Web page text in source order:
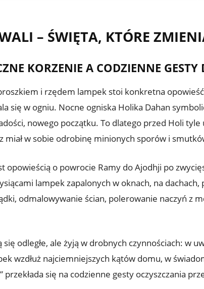
– ŚWIĘTA, KTÓRE
KORZENIE A CODZIENNE GESTY
i rzędem lampek stoi konkretna
się w ogniu. Nocne ogniska Holika Dahan
nowego początku. To dlatego przed Holi
miał w sobie odrobinę minionych sporów i
opowieścią o powrocie Ramy do Ajodhji po
lampek zapalonych w oknach, na
odmalowywanie ścian, polerowanie naczyń z
się odległe, ale żyją w drobnych czynnościach: w
wzdłuż najciemniejszych kątów domu, w
przekłada się na codzienne gesty oczyszczania